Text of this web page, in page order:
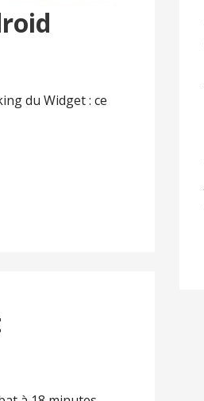
du Widget : ce